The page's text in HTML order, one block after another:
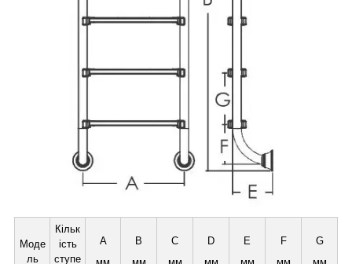
Моде
ль
Кільк
ість
ступе
A
мм
B
мм
C
мм
D
мм
E
мм
F
мм
G
мм